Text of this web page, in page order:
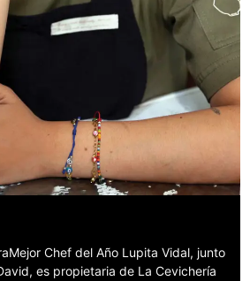
Chef del Año Lupita Vidal, junto
es propietaria de La Cevichería